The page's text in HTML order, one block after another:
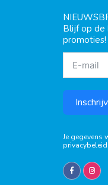
Blijf op de
promoties!
Je gegevens
privacybeleid.